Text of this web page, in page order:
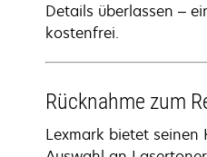
Details überlassen –
kostenfrei.
Rücknahme zum
Lexmark bietet seinen